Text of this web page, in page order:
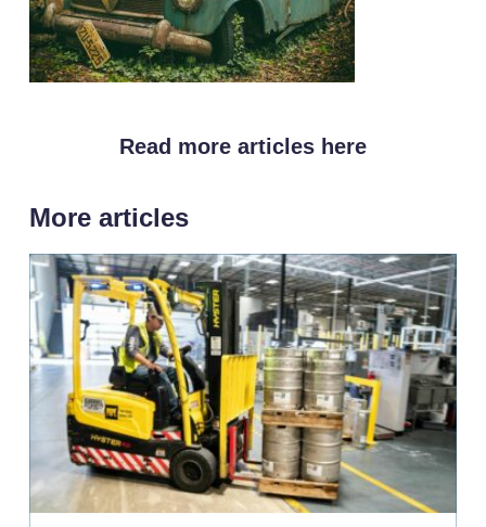
Read more articles here
More articles